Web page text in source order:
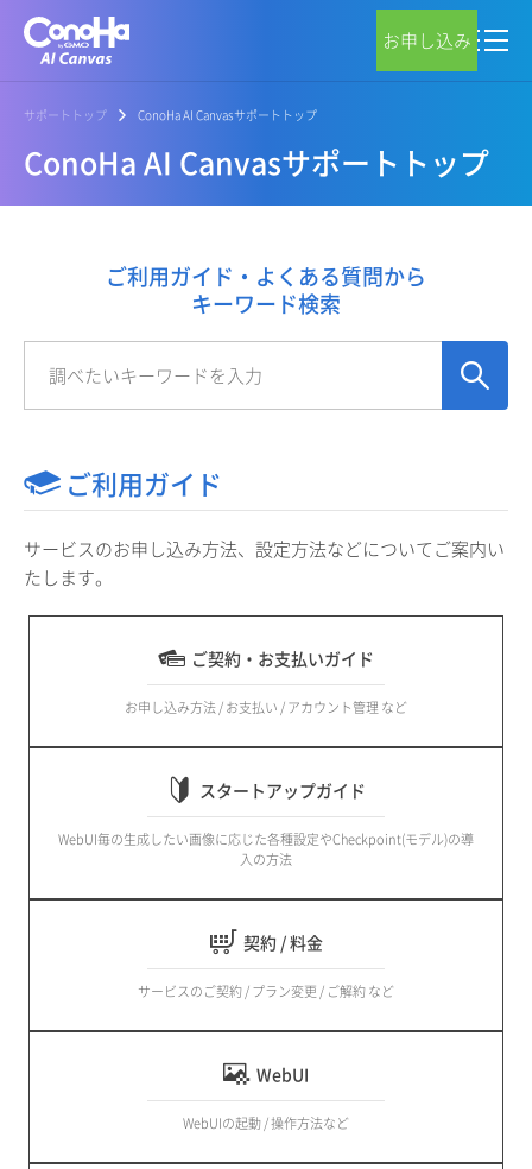
お申し込み
サポートトップ ConoHa AI Canvasサポートトップ
ConoHa AI Canvasサポートトップ
ご利用ガイド・よくある質問から
キーワード検索
ご利用ガイド
サービスのお申し込み方法、設定方法などについてご案内い
たします。
ご契約・お支払いガイド
お申し込み方法 / お支払い / アカウント管理 など
スタートアップガイド
WebUI毎の生成したい画像に応じた各種設定やCheckpoint(モデル)の導
入の方法
契約 / 料金
サービスのご契約 / プラン変更 / ご解約 など
WebUI
WebUIの起動 / 操作方法など